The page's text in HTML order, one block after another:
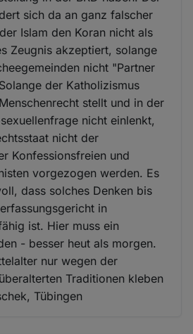
sich da an ganz falscher
Islam den Koran nicht als
Zeugnis akzeptiert, solange
nicht "Partner
der Katholizismus
stellt und in der
nicht einlenkt,
nicht der
Konfessionsfreien und
vorgezogen werden. Es
dass solches Denken bis
in
ist. Hier muss ein
- besser heut als morgen.
nur wegen der
Traditionen kleben
Tübingen